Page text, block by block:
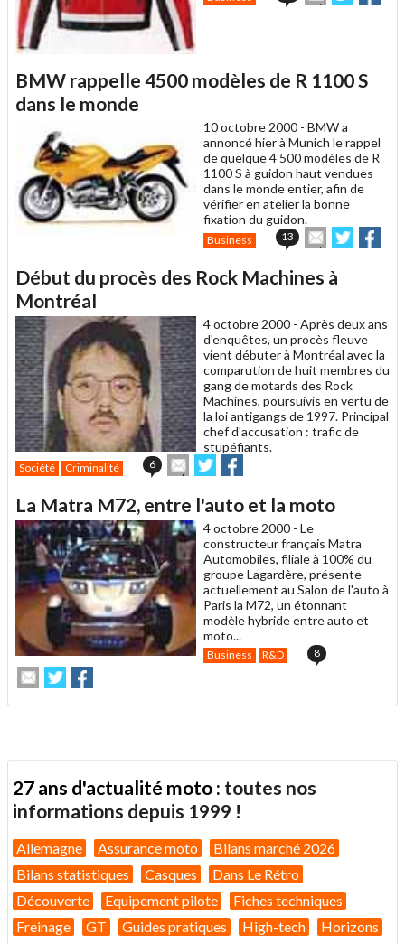
cet sur sur
BMW rappelle 4500 modèles de R 1100 S
dans le monde
10 octobre 2000 - BMW a
annoncé hier à Munich le rappel
de quelque 4 500 modèles de R
1100 S à guidon haut vendues
dans le monde entier, afin de
vérifier en atelier la bonne
fixation du guidon.
Business 13
Envoyer
cet
à
Partager
sur sur
Début du procès des Rock Machines à
Montréal
4 octobre 2000 - Après deux ans
d'enquêtes, un procès fleuve
vient débuter à Montréal avec la
comparution de huit membres du
gang de motards des Rock
Machines, poursuivis en vertu de
la loi antigangs de 1997. Principal
chef d'accusation : trafic de
stupéfiants.
Société Criminalité 6
Envoyer
cet
à
un
ami
Partager
sur sur
La Matra M72, entre l'auto et la moto
4 octobre 2000 - Le
constructeur français Matra
Automobiles, filiale à 100% du
groupe Lagardère, présente
actuellement au Salon de l'auto à
Paris la M72, un étonnant
modèle hybride entre auto et
moto...
Business R&D 8
Envoyer
cet
article
Partager
sur
Twitter
sur
Facebook
27 ans d'actualité moto : toutes nos
informations depuis 1999 !
Allemagne Assurance moto
Bilans marché 2026
Bilans statistiques
Casques
Dans Le Rétro
Découverte
Equipement pilote
Fiches techniques
Freinage
GT Guides pratiques High-tech
Horizons